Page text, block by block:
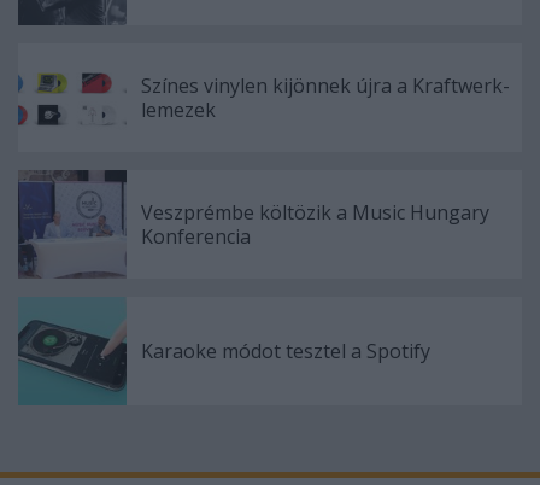
Színes vinylen kijönnek újra a Kraftwerk-
lemezek
Veszprémbe költözik a Music Hungary
Konferencia
Karaoke módot tesztel a Spotify